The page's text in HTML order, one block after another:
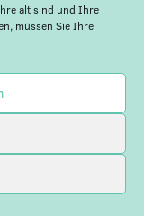
alt sind und Ihre
müssen Sie Ihre